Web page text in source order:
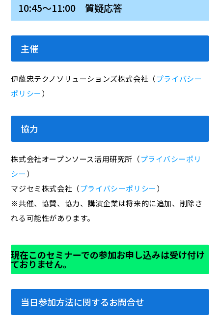
10:45～11:00 質疑応答
主催
伊藤忠テクノソリューションズ株式会社（プライバシー
ポリシー）
協力
株式会社オープンソース活用研究所（プライバシーポリ
シー）
マジセミ株式会社（プライバシーポリシー）
※共催、協賛、協力、講演企業は将来的に追加、削除さ
れる可能性があります。
現在このセミナーでの参加お申し込みは受け付け
ておりません。
当日参加方法に関するお問合せ